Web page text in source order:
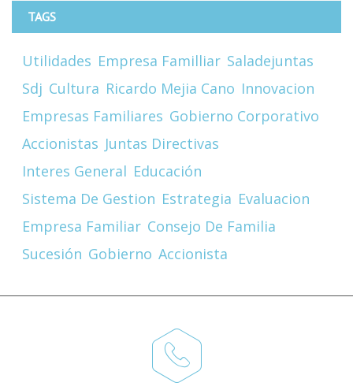
TAGS
Utilidades Empresa Familliar Saladejuntas
Sdj Cultura Ricardo Mejia Cano Innovacion
Empresas Familiares Gobierno Corporativo
Accionistas Juntas Directivas
Interes General Educación
Sistema De Gestion Estrategia Evaluacion
Empresa Familiar Consejo De Familia
Sucesión Gobierno Accionista